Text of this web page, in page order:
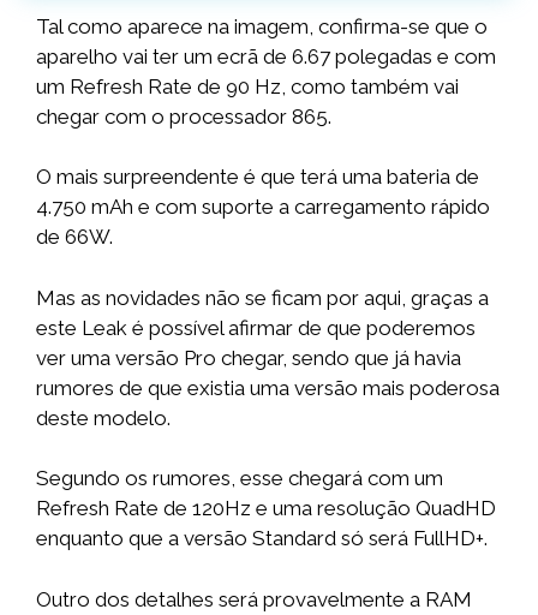
Tal como aparece na imagem, confirma-se que o
aparelho vai ter um ecrã de 6.67 polegadas e com
um Refresh Rate de 90 Hz, como também vai
chegar com o processador 865.
O mais surpreendente é que terá uma bateria de
4.750 mAh e com suporte a carregamento rápido
de 66W.
Mas as novidades não se ficam por aqui, graças a
este Leak é possível afirmar de que poderemos
ver uma versão Pro chegar, sendo que já havia
rumores de que existia uma versão mais poderosa
deste modelo.
Segundo os rumores, esse chegará com um
Refresh Rate de 120Hz e uma resolução QuadHD
enquanto que a versão Standard só será FullHD+.
Outro dos detalhes será provavelmente a RAM